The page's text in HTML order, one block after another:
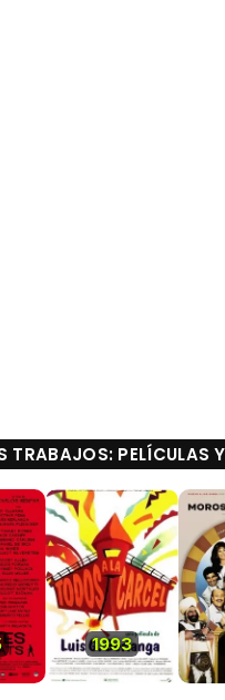
TRABAJOS: PELÍCULAS Y
1993